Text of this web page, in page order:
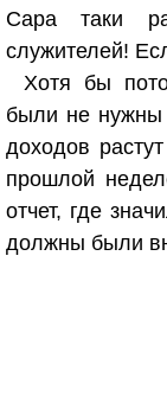
Сара таки
служителей!
Хотя бы
были не нужны
доходов
прошлой
отчет, где
должны были